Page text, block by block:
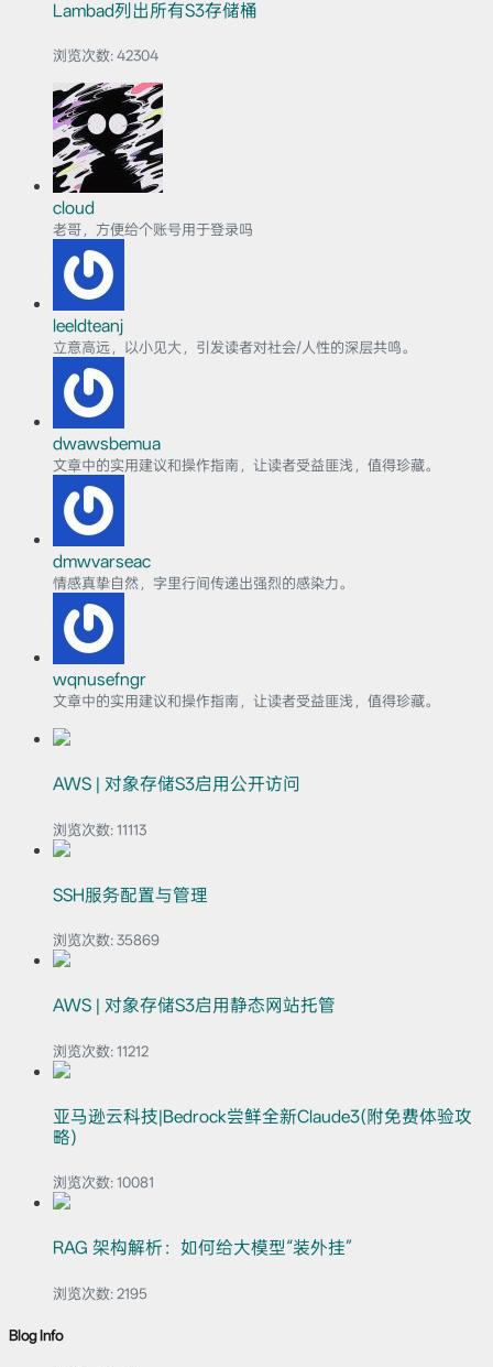
Lambad列出所有S3存储桶
浏览次数: 42304
cloud
老哥，方便给个账号用于登录吗
leeldteanj
立意高远，以小见大，引发读者对社会/人性的深层共鸣。
dwawsbemua
文章中的实用建议和操作指南，让读者受益匪浅，值得珍藏。
dmwvarseac
情感真挚自然，字里行间传递出强烈的感染力。
wqnusefngr
文章中的实用建议和操作指南，让读者受益匪浅，值得珍藏。
AWS | 对象存储S3启用公开访问
浏览次数: 11113
SSH服务配置与管理
浏览次数: 35869
AWS | 对象存储S3启用静态网站托管
浏览次数: 11212
亚马逊云科技|Bedrock尝鲜全新Claude3(附免费体验攻
略)
浏览次数: 10081
RAG 架构解析：如何给大模型“装外挂”
浏览次数: 2195
Blog Info